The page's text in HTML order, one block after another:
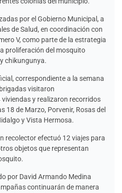
por el Gobierno Municipal, a
de Salud, en coordinación con
V, como parte de la estrategia
proliferación del mosquito
chikungunya.
correspondiente a la semana
visitaron
y realizaron recorridos
18 de Marzo, Porvenir, Rosas del
y Vista Hermosa.
recolector efectuó 12 viajes para
objetos que representan
por David Armando Medina
continuarán de manera